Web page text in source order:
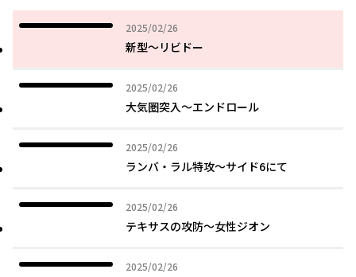
2025/02/26
2025年02月26日
新型～リビドー
2025/02/26
2025年02月26日
大気圏突入～エンドロール
2025/02/26
2025年02月26日
ランバ・ラル特攻～サイド6にて
2025/02/26
2025年02月26日
テキサスの攻防～女性ジオン
2025/02/26
2025年02月26日